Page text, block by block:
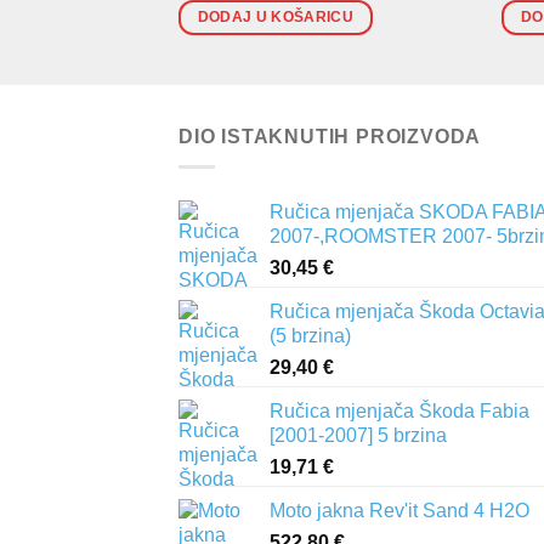
DODAJ U KOŠARICU
DIO ISTAKNUTIH PROIZVODA
Ručica mjenjača SKODA FABIA
2007-,ROOMSTER 2007-
30,45 €
Ručica mjenjača Škoda Octavia
(5 brzina)
29,40 €
Ručica mjenjača Škoda Fabia
[2001-2007] 5 brzina
19,71 €
Moto jakna Rev'it Sand 4 H2O